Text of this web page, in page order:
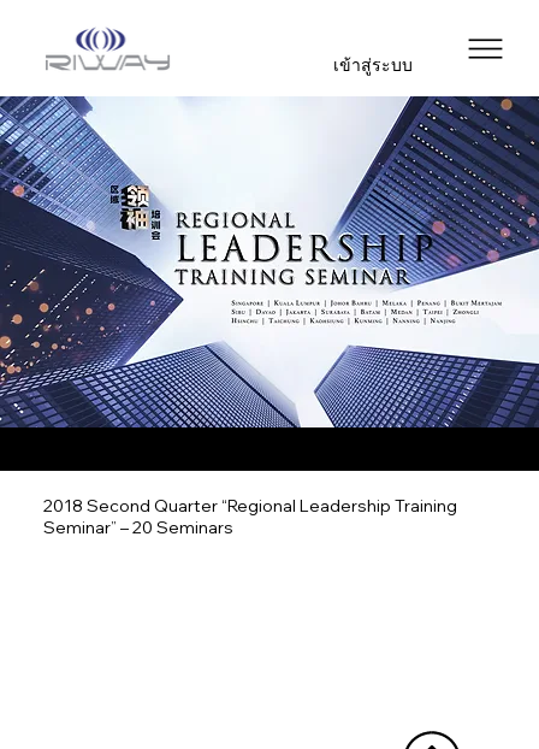
เข้าสู่ระบบ
2018 Second Quarter “Regional Leadership Training
Seminar” – 20 Seminars